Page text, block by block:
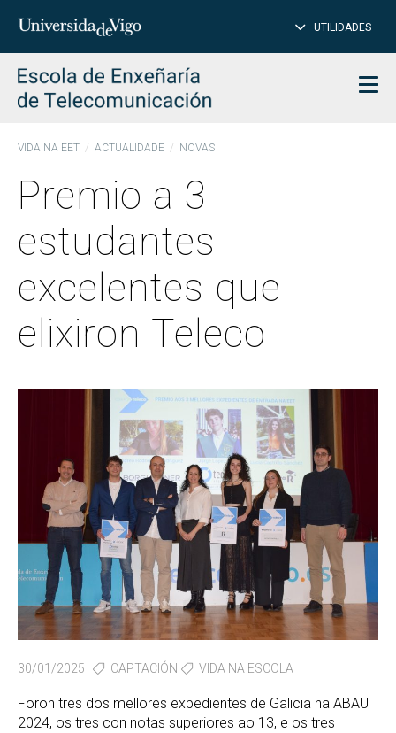
Introduce
para
buscar
UTILIDADES
VIDA NA EET ACTUALIDADE NOVAS
Premio a 3
estudantes
excelentes que
elixiron Teleco
30/01/2025 CAPTACIÓN VIDA NA ESCOLA
Foron tres dos mellores expedientes de Galicia na ABAU
2024, os tres con notas superiores ao 13, e os tres